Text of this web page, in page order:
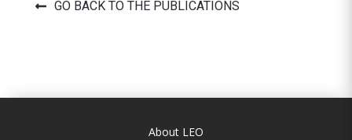
GO BACK TO THE PUBLICATIONS
About LEO